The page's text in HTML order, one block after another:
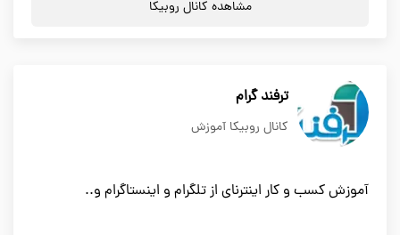
مشاهده کانال روبیکا
ترفند گرام
کانال روبیکا آموزش
آموزش کسب و کار اینترنای از تلگرام و اینستاگرام و..